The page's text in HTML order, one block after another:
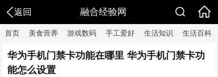
返回 融合经验网
首页 美食营养 游戏数码 手工爱好 生活知识 生活百科
华为手机门禁卡功能在哪里 华为手机门禁卡功
能怎么设置